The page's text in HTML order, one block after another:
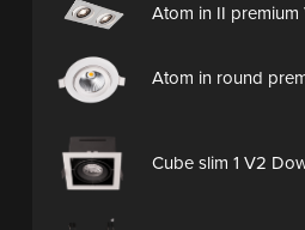
Atom in II
Atom in round
Cube slim 1 V2